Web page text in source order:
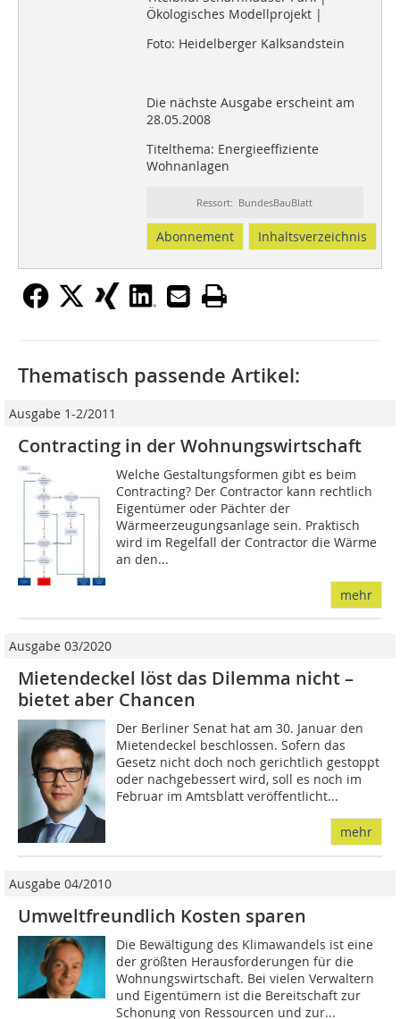
Ökologisches Modellprojekt |
Foto: Heidelberger Kalksandstein
Die nächste Ausgabe erscheint am
28.05.2008
Titelthema: Energieeffiziente
Wohnanlagen
Ressort: BundesBauBlatt
Abonnement Inhaltsverzeichnis
Thematisch passende Artikel:
Ausgabe 1-2/2011
Contracting in der Wohnungswirtschaft
Welche Gestaltungsformen gibt es beim
Contracting? Der Contractor kann rechtlich
Eigentümer oder Pächter der
Wärmeerzeugungsanlage sein. Praktisch
wird im Regelfall der Contractor die Wärme
an den...
mehr
Ausgabe 03/2020
Mietendeckel löst das Dilemma nicht –
bietet aber Chancen
Der Berliner Senat hat am 30. Januar den
Mietendeckel beschlossen. Sofern das
Gesetz nicht doch noch gerichtlich gestoppt
oder nachgebessert wird, soll es noch im
Februar im Amtsblatt veröffentlicht...
mehr
Ausgabe 04/2010
Umweltfreundlich Kosten sparen
Die Bewältigung des Klimawandels ist eine
der größten Herausforderungen für die
Wohnungswirtschaft. Bei vielen Verwaltern
und Eigentümern ist die Bereitschaft zur
Schonung von Ressourcen und zur...